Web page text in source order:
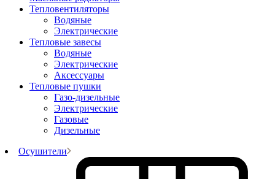
Тепловентиляторы
Водяные
Электрические
Тепловые завесы
Водяные
Электрические
Аксессуары
Тепловые пушки
Газо-дизельные
Электрические
Газовые
Дизельные
Осушители